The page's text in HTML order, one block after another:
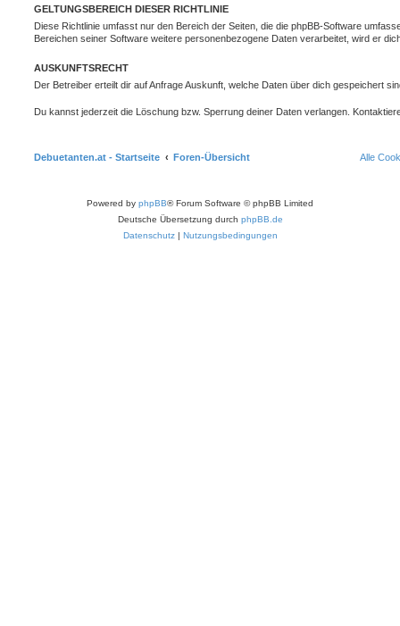
GELTUNGSBEREICH DIESER RICHTLINIE
Diese Richtlinie umfasst nur den Bereich der Seiten, die die phpBB-Software
Bereichen seiner Software weitere personenbezogene Daten verarbeitet, wird er
AUSKUNFTSRECHT
Der Betreiber erteilt dir auf Anfrage Auskunft, welche Daten über dich gespeichert
Du kannst jederzeit die Löschung bzw. Sperrung deiner Daten verlangen.
Debuetanten.at - Startseite Foren-Übersicht Alle
Powered by phpBB® Forum Software © phpBB Limited
Deutsche Übersetzung durch phpBB.de
Datenschutz | Nutzungsbedingungen